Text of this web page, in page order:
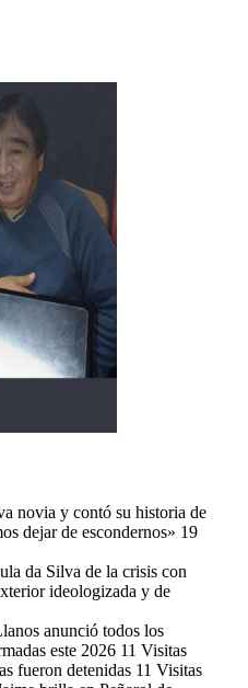
novia y contó su historia de
dejar de escondernos» 19
da Silva de la crisis con
ideologizada y de
anunció todos los
este 2026 11 Visitas
fueron detenidas 11 Visitas